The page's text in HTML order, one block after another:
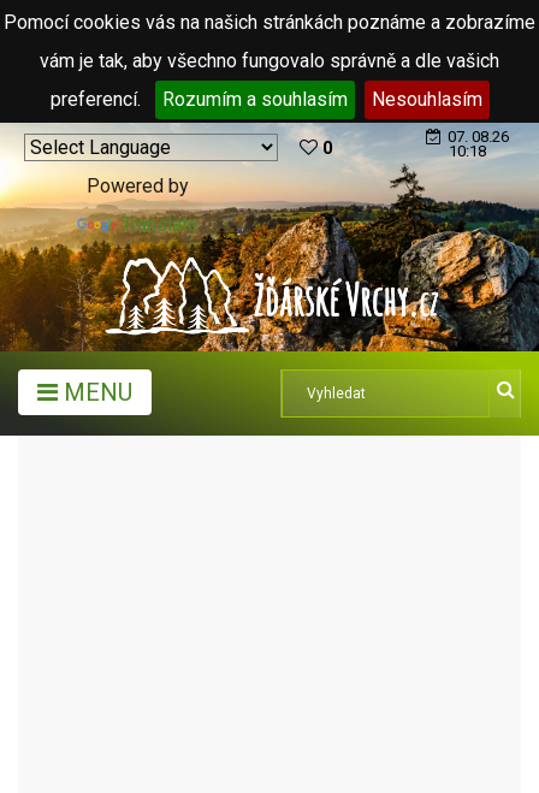
Pomocí cookies vás na našich stránkách poznáme a zobrazíme
vám je tak, aby všechno fungovalo správně a dle vašich
preferencí.
Rozumím a souhlasím Nesouhlasím
Powered by
Translate
0
07. 08.26
10:18
MENU